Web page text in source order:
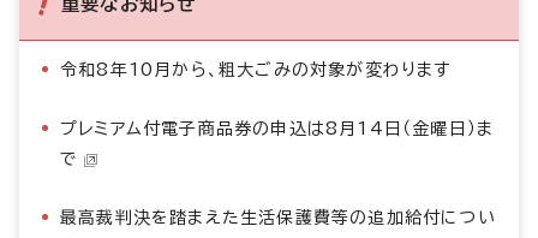
令和8年10月から、粗大ごみの対象が変わります
プレミアム付電子商品券の申込は8月14日（金曜日）ま
で
最高裁判決を踏まえた生活保護費等の追加給付につい